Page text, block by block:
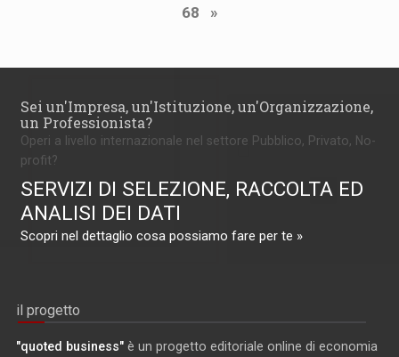
68
»
Sei un'Impresa, un'Istituzione, un'Organizzazione,
un Professionista?
Operi a livello internazionale nel settore Pubblico, Privato, No-
profit?
SERVIZI DI SELEZIONE, RACCOLTA ED
ANALISI DEI DATI
Scopri nel dettaglio cosa possiamo fare per te »
il progetto
"quoted business" è un progetto editoriale online di economia